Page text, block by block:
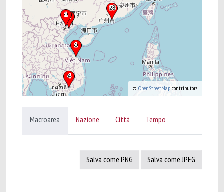
© OpenStreetMap contributors.
Macroarea Nazione Città Tempo
Salva come PNG Salva come JPEG